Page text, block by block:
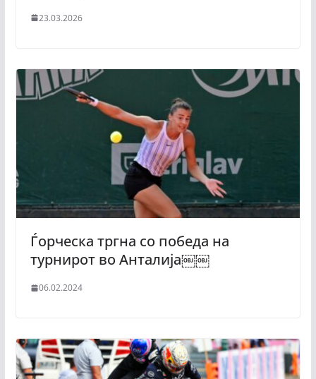
23.03.2026
Ѓорческа тргна со победа на
турнирот во Анталија￼￼
06.02.2024